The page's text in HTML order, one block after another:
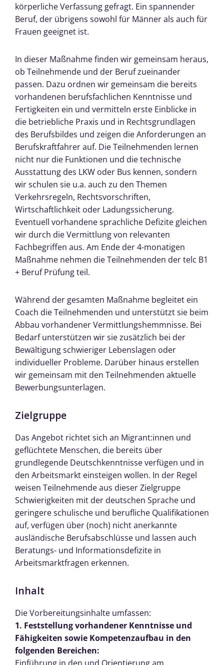
körperliche Verfassung gefragt. Ein spannender
Beruf, der übrigens sowohl für Männer als auch für
Frauen geeignet ist.
In dieser Maßnahme finden wir gemeinsam heraus,
ob Teilnehmende und der Beruf zueinander
passen. Dazu ordnen wir gemeinsam die bereits
vorhandenen berufsfachlichen Kenntnisse und
Fertigkeiten ein und vermitteln erste Einblicke in
die betriebliche Praxis und in Rechtsgrundlagen
des Berufsbildes und zeigen die Anforderungen an
Berufskraftfahrer auf. Die Teilnehmenden lernen
nicht nur die Funktionen und die technische
Ausstattung des LKW oder Bus kennen, sondern
wir schulen sie u.a. auch zu den Themen
Verkehrsregeln, Rechtsvorschriften,
Wirtschaftlichkeit oder Ladungssicherung.
Eventuell vorhandene sprachliche Defizite gleichen
wir durch die Vermittlung von relevanten
Fachbegriffen aus. Am Ende der 4-monatigen
Maßnahme nehmen die Teilnehmenden der telc B1
+ Beruf Prüfung teil.
Während der gesamten Maßnahme begleitet ein
Coach die Teilnehmenden und unterstützt sie beim
Abbau vorhandener Vermittlungshemmnisse. Bei
Bedarf unterstützen wir sie zusätzlich bei der
Bewältigung schwieriger Lebenslagen oder
individueller Probleme. Darüber hinaus erstellen
wir gemeinsam mit den Teilnehmenden aktuelle
Bewerbungsunterlagen.
Zielgruppe
Das Angebot richtet sich an Migrant:innen und
geflüchtete Menschen, die bereits über
grundlegende Deutschkenntnisse verfügen und in
den Arbeitsmarkt einsteigen wollen. In der Regel
weisen Teilnehmende aus dieser Zielgruppe
Schwierigkeiten mit der deutschen Sprache und
geringere schulische und berufliche Qualifikationen
auf, verfügen über (noch) nicht anerkannte
ausländische Berufsabschlüsse und lassen auch
Beratungs- und Informationsdefizite in
Arbeitsmarktfragen erkennen.
Inhalt
Die Vorbereitungsinhalte umfassen:
1. Feststellung vorhandener Kenntnisse und
Fähigkeiten sowie Kompetenzaufbau in den
folgenden Bereichen: